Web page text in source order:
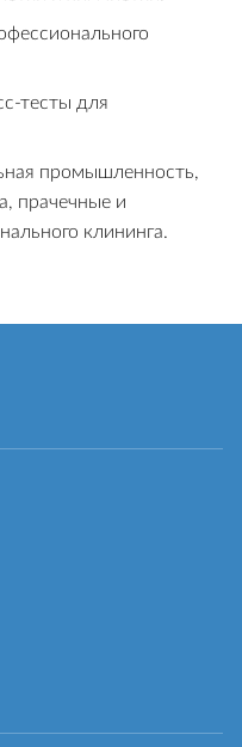
тесты для
промышленность,
прачечные и
клининга.